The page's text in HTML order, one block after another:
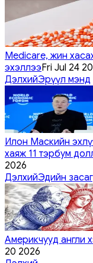
Medicare, жин
эхэллээFri Jul 24
ДэлхийЭрүүл мэнд
Илон Маскийн
хаяж 11 тэрбум
2026
ДэлхийЭдийн
Америкчууд англи
20 2026